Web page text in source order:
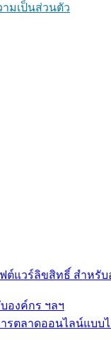
มเป็นส่วนตัว
องค์กร ฯลฯ